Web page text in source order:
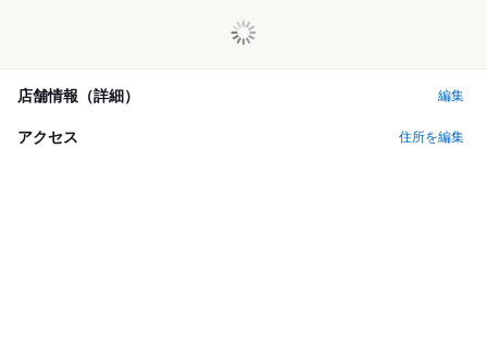
店舗情報（詳細） 編集
アクセス 住所を編集